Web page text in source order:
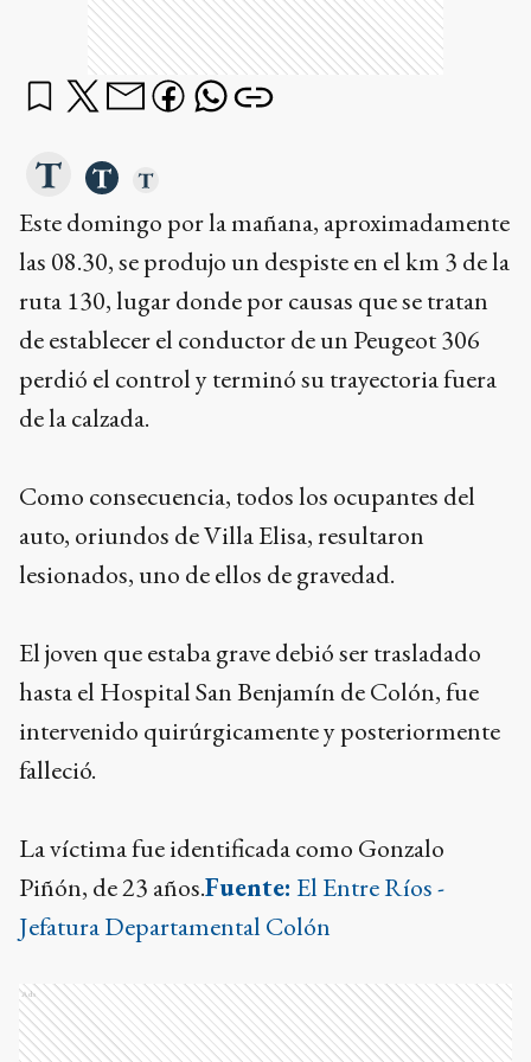
Este domingo por la mañana, aproximadamente
las 08.30, se produjo un despiste en el km 3 de la
ruta 130, lugar donde por causas que se tratan
de establecer el conductor de un Peugeot 306
perdió el control y terminó su trayectoria fuera
de la calzada.
Como consecuencia, todos los ocupantes del
auto, oriundos de Villa Elisa, resultaron
lesionados, uno de ellos de gravedad.
El joven que estaba grave debió ser trasladado
hasta el Hospital San Benjamín de Colón, fue
intervenido quirúrgicamente y posteriormente
falleció.
La víctima fue identificada como Gonzalo
Piñón, de 23 años.Fuente: El Entre Ríos -
Jefatura Departamental Colón
Ads